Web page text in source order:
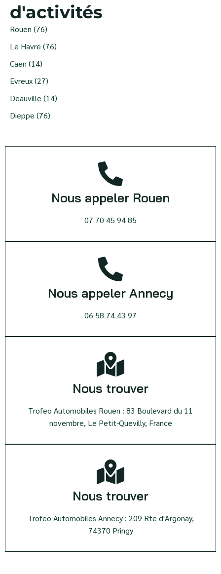
d'activités
Rouen (76)
Le Havre (76)
Caen (14)
Evreux (27)
Deauville (14)
Dieppe (76)
Nous appeler Rouen
07 70 45 94 85
Nous appeler Annecy
06 58 74 43 97
Nous trouver
Trofeo Automobiles Rouen : 83 Boulevard du 11
novembre, Le Petit-Quevilly, France
Nous trouver
Trofeo Automobiles Annecy : 209 Rte d'Argonay,
74370 Pringy